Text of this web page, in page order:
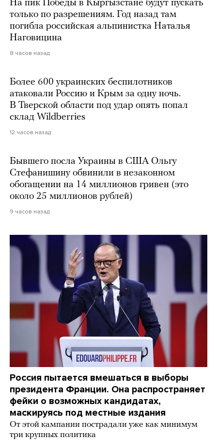
На пик Победы в Кыргызстане будут пускать
только по разрешениям. Год назад там
погибла российская альпинистка Наталья
Наговицина
8 часов назад
Более 600 украинских беспилотников
атаковали Россию и Крым за одну ночь.
В Тверской области под удар опять попал
склад Wildberries
12 часов назад
Бывшего посла Украины в США Ольгу
Стефанишину обвинили в незаконном
обогащении на 14 миллионов гривен (это
около 25 миллионов рублей)
9 часов назад
Россия пытается вмешаться в выборы
президента Франции. Она распространяет
фейки о возможных кандидатах,
маскируясь под местные издания
От этой кампании пострадали уже как минимум
три крупных политика